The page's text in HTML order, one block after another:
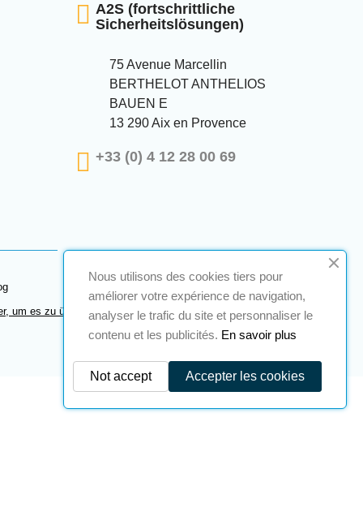
A2S (fortschrittliche
Sicherheitslösungen)
75 Avenue Marcellin
BERTHELOT ANTHELIOS
BAUEN E
13 290 Aix en Provence
+33 (0) 4 12 28 00 69
um es zu überprüfen.
Nous utilisons des cookies tiers pour
améliorer votre expérience de navigation,
analyser le trafic du site et personnaliser le
contenu et les publicités. En savoir plus
Accepter les cookies
Not accept